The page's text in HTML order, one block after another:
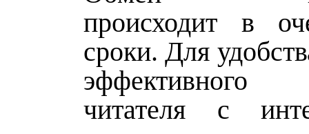
происходит в
сроки. Для
эффективного
читателя с